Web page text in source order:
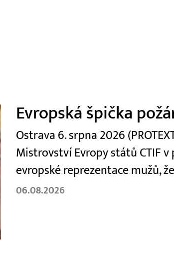
Evropská špička
Ostrava 6. srpna 2026
Mistrovství Evropy států CTIF
evropské reprezentace mužů,
06.08.2026